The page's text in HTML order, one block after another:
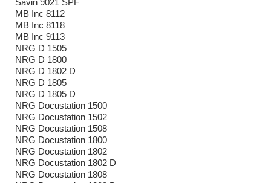
MB Inc 8112
MB Inc 8118
MB Inc 9113
NRG D 1505
NRG D 1800
NRG D 1802 D
NRG D 1805
NRG D 1805 D
NRG Docustation 1500
NRG Docustation 1502
NRG Docustation 1508
NRG Docustation 1800
NRG Docustation 1802
NRG Docustation 1802 D
NRG Docustation 1808